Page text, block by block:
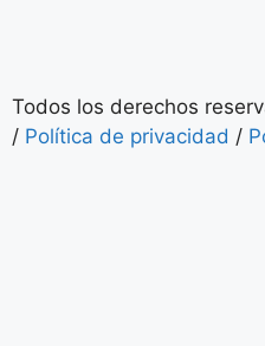
Todos los derechos
/ Política de privacidad /